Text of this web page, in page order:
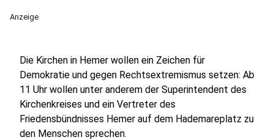
Anzeige
Die Kirchen in Hemer wollen ein Zeichen für
Demokratie und gegen Rechtsextremismus setzen: Ab
11 Uhr wollen unter anderem der Superintendent des
Kirchenkreises und ein Vertreter des
Friedensbündnisses Hemer auf dem Hademareplatz zu
den Menschen sprechen.